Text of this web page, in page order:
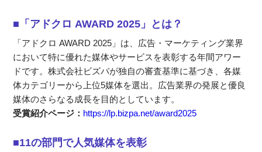
■「アドクロ AWARD 2025」とは？
「アドクロ AWARD 2025」は、広告・マーケティング業界
において特に優れた媒体やサービスを表彰する年間アワー
ドです。株式会社ビズパが独自の審査基準に基づき、各媒
体カテゴリーから上位5媒体を選出。広告業界の発展と優良
媒体のさらなる成長を目的としています。
受賞紹介ページ： https://lp.bizpa.net/award2025
■11の部門で人気媒体を表彰